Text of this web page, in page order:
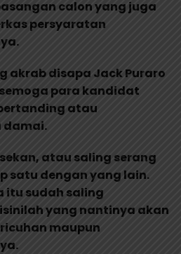
calon yang juga
persyaratan
akrab disapa Jack Puraro
para kandidat
atau
damai.
atau saling serang
satu dengan yang lain.
itu sudah saling
yang nantinya akan
maupun